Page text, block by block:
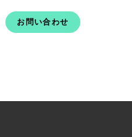
お問い合わせ